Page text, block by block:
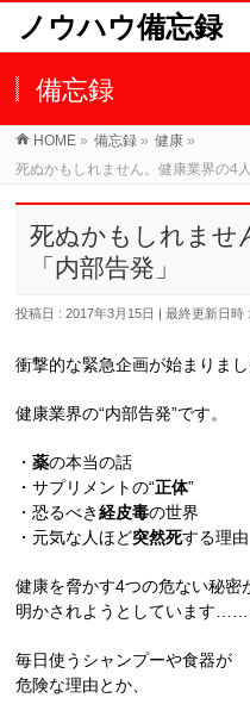
ノウハウ備忘録
備忘録
HOME » 備忘録 » 健康 »
死ぬかもしれません。健康業界の4
死ぬかもしれませ
「内部告発」
投稿日 : 2017年3月15日 最終更新日時
衝撃的な緊急企画が始まりまし
健康業界の“内部告発”です。
・薬の本当の話
・サプリメントの“正体”
・恐るべき経皮毒の世界
・元気な人ほど突然死する理由
健康を脅かす4つの危ない秘密
明かされようとしています……
毎日使うシャンプーや食器が
危険な理由とか、